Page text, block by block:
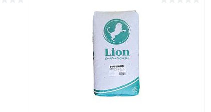
В корзину
Купить в 1 клик К сравнению
В наличии